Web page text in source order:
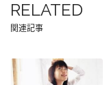
RELATED
関連記事